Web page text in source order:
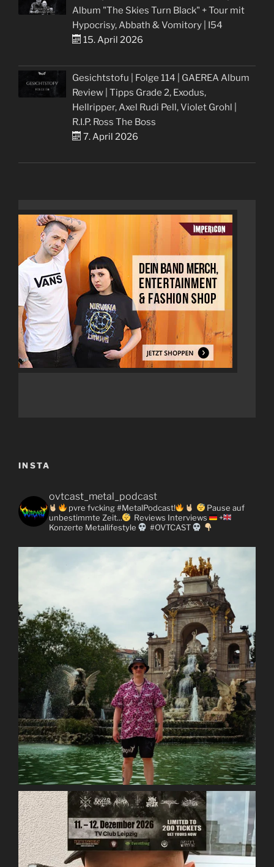
Album "The Skies Turn Black" + Tour mit
Hypocrisy, Abbath & Vomitory | I54
15. April 2026
Gesichtstofu | Folge 114 | GAEREA Album
Review | Tipps Grade 2, Exodus,
Hellripper, Axel Rudi Pell, Violet Grohl |
R.I.P. Ross The Boss
7. April 2026
INSTA
ovtcast_metal_podcast
pvre fvcking #MetalPodcast!
Pause auf
unbestimmte Zeit...
Reviews Interviews
+
Konzerte Metallifestyle #OVTCAST